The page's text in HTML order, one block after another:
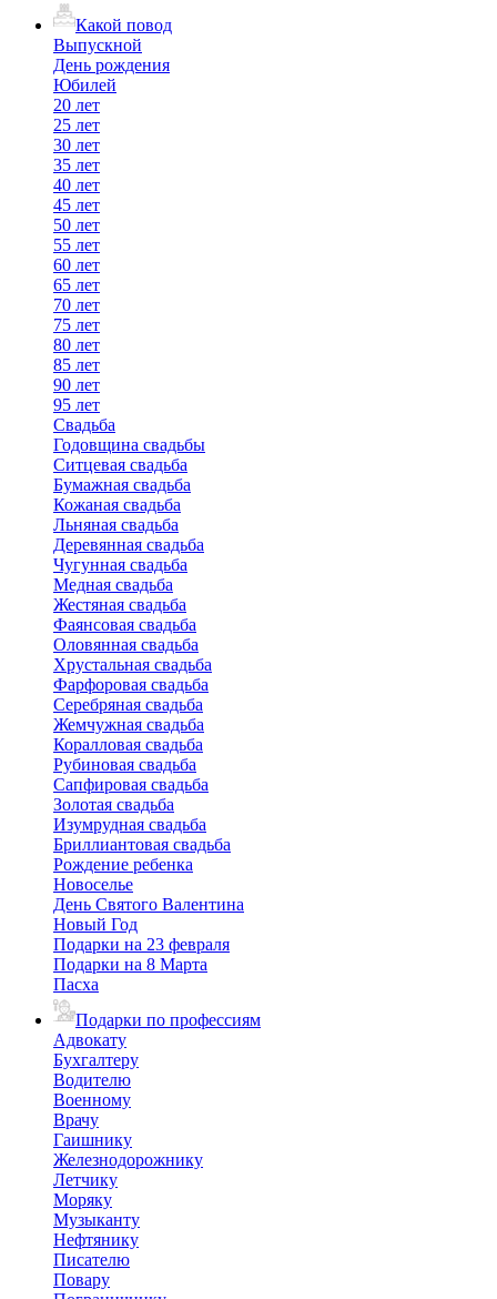
Какой повод
Выпускной
День рождения
Юбилей
20 лет
25 лет
30 лет
35 лет
40 лет
45 лет
50 лет
55 лет
60 лет
65 лет
70 лет
75 лет
80 лет
85 лет
90 лет
95 лет
Свадьба
Годовщина свадьбы
Ситцевая свадьба
Бумажная свадьба
Кожаная свадьба
Льняная свадьба
Деревянная свадьба
Чугунная свадьба
Медная свадьба
Жестяная свадьба
Фаянсовая свадьба
Оловянная свадьба
Хрустальная свадьба
Фарфоровая свадьба
Серебряная свадьба
Жемчужная свадьба
Коралловая свадьба
Рубиновая свадьба
Сапфировая свадьба
Золотая свадьба
Изумрудная свадьба
Бриллиантовая свадьба
Рождение ребенка
Новоселье
День Святого Валентина
Новый Год
Подарки на 23 февраля
Подарки на 8 Марта
Пасха
Подарки по профессиям
Адвокату
Бухгалтеру
Водителю
Военному
Врачу
Гаишнику
Железнодорожнику
Летчику
Моряку
Музыканту
Нефтянику
Писателю
Повару